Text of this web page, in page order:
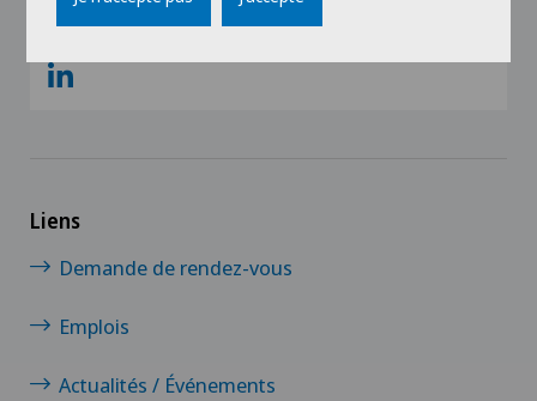
Liens
Demande de rendez-vous
Emplois
Actualités / Événements